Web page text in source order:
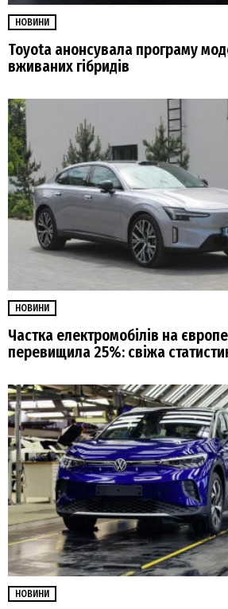
НОВИНИ
Toyota анонсувала програму
вживаних гібридів
НОВИНИ
Частка електромобілів на
перевищила 25%: свіжа
НОВИНИ